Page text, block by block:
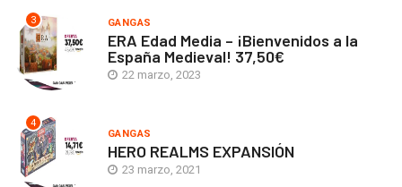
3 GANGAS
ERA Edad Media – ¡Bienvenidos a la
España Medieval! 37,50€
22 marzo, 2023
4
GANGAS
HERO REALMS EXPANSIÓN
23 marzo, 2021